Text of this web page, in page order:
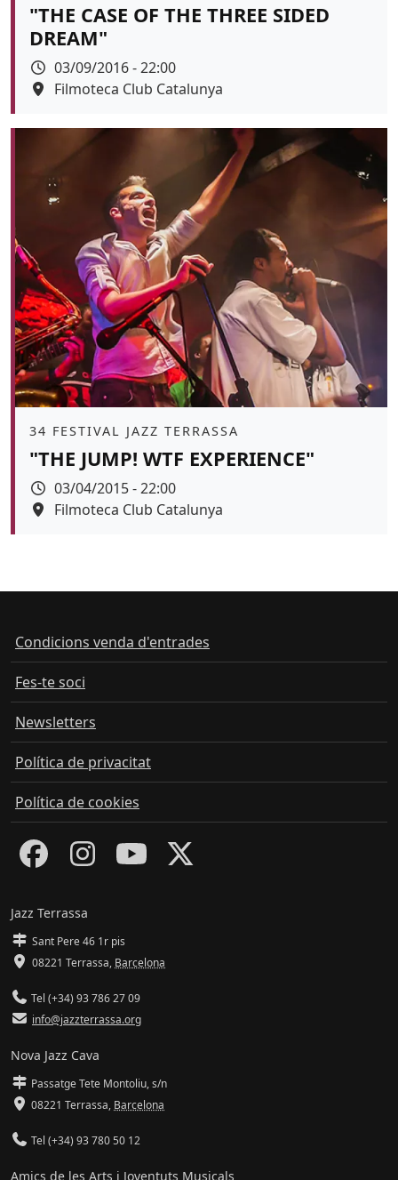
"THE CASE OF THE THREE SIDED
DREAM"
Data
03/09/2016 - 22:00
Espai
Filmoteca Club Catalunya
Àmbit
34 FESTIVAL JAZZ TERRASSA
"THE JUMP! WTF EXPERIENCE"
Data
03/04/2015 - 22:00
Espai
Filmoteca Club Catalunya
Condicions venda d'entrades
Fes-te soci
Newsletters
Política de privacitat
Política de cookies
Jazz Terrassa
Sant Pere 46 1r pis
08221 Terrassa, Barcelona
Tel (+34) 93 786 27 09
info@jazzterrassa.org
Nova Jazz Cava
Passatge Tete Montoliu, s/n
08221 Terrassa, Barcelona
Tel (+34) 93 780 50 12
Amics de les Arts i Joventuts Musicals